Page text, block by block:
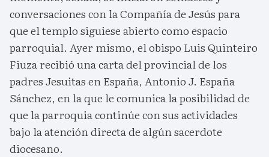
conversaciones con la Compañía de Jesús para
que el templo siguiese abierto como espacio
parroquial. Ayer mismo, el obispo Luis Quinteiro
Fiuza recibió una carta del provincial de los
padres Jesuitas en España, Antonio J. España
Sánchez, en la que le comunica la posibilidad de
que la parroquia continúe con sus actividades
bajo la atención directa de algún sacerdote
diocesano.